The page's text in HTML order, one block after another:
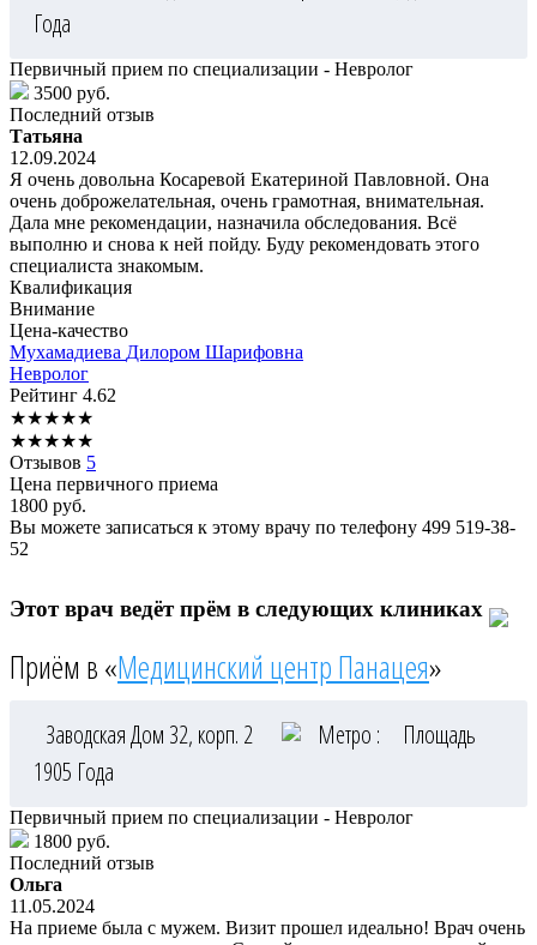
Года
Первичный прием по специализации - Невролог
3500 руб.
Последний отзыв
Татьяна
12.09.2024
Я очень довольна Косаревой Екатериной Павловной. Она
очень доброжелательная, очень грамотная, внимательная.
Дала мне рекомендации, назначила обследования. Всё
выполню и снова к ней пойду. Буду рекомендовать этого
специалиста знакомым.
Квалификация
Внимание
Цена-качество
Мухамадиева Дилором Шарифовна
Невролог
Рейтинг 4.62
★★★★★
★★★★★
Отзывов 5
Цена первичного приема
1800 руб.
Вы можете записаться к этому врачу по телефону 499 519-38-
52
Этот врач ведёт прём в следующих клиниках
Приём в «Медицинский центр Панацея»
Заводская Дом 32, корп. 2 Метро :
Площадь
1905 Года
Первичный прием по специализации - Невролог
1800 руб.
Последний отзыв
Ольга
11.05.2024
На приеме была с мужем. Визит прошел идеально! Врач очень